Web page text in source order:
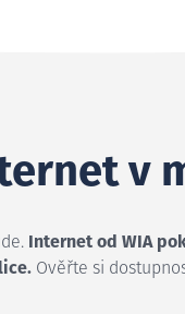
v
Internet od WIA
Ověřte si